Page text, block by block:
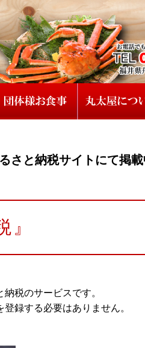
さと納税サイトにて掲載
』
税のサービスです。
録する必要はありません。